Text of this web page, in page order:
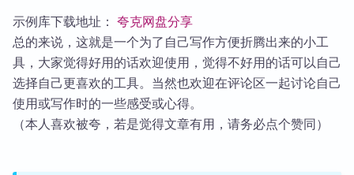
示例库下载地址： 夸克网盘分享
总的来说，这就是一个为了自己写作方便折腾出来的小工
具，大家觉得好用的话欢迎使用，觉得不好用的话可以自己
选择自己更喜欢的工具。当然也欢迎在评论区一起讨论自己
使用或写作时的一些感受或心得。
（本人喜欢被夸，若是觉得文章有用，请务必点个赞同）